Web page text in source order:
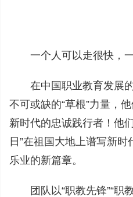
一个人可以走很快，
在中国职业教育发展
不可或缺的“草根”力量，
新时代的忠诚践行者！他
日”在祖国大地上谱写新
乐业的新篇章。
团队以“职教先锋”“职